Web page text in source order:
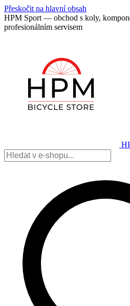
Přeskočit na hlavní obsah
HPM Sport — obchod s koly,
profesionálním servisem